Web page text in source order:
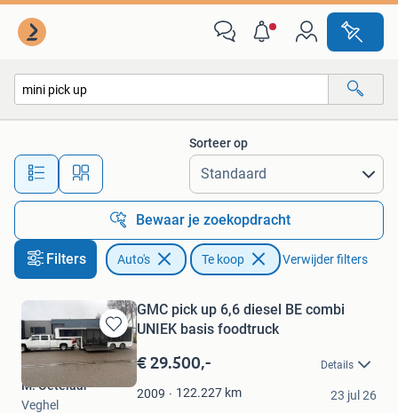
Alle afstanden…
Sorteer op
Bewaar je zoekopdracht
Filters Auto's Te koop Verwijder filters
Bewaren
in
Favorieten
GMC pick up 6,6 diesel BE combi
UNIEK basis foodtruck
€ 29.500,- Details
2009 122.227 km
M. Oetelaar
Veghel
23 jul 26